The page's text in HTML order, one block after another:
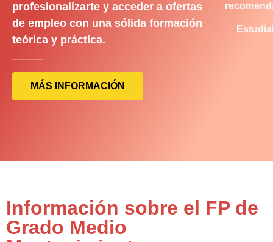
profesionalizarte y acceder a ofertas
de empleo con una sólida formación
teórica y práctica.
MÁS INFORMACIÓN
Información sobre el FP de
Grado Medio